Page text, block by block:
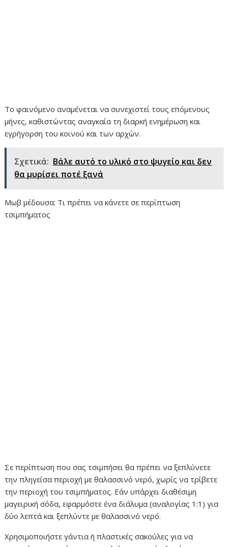
Το φαινόμενο αναμένεται να συνεχιστεί τους επόμενους
μήνες, καθιστώντας αναγκαία τη διαρκή ενημέρωση και
εγρήγορση του κοινού και των αρχών.
Σχετικά: Βάλε αυτό το υλικό στο ψυγείο και δεν
θα μυρίσει ποτέ ξανά
Μωβ μέδουσα: Τι πρέπει να κάνετε σε περίπτωση
τσιμπήματος
Σε περίπτωση που σας τσιμπήσει θα πρέπει να ξεπλύνετε
την πληγείσα περιοχή με θαλασσινό νερό, χωρίς να τρίβετε
την περιοχή του τσιμπήματος. Εάν υπάρχει διαθέσιμη
μαγειρική σόδα, εφαρμόστε ένα διάλυμα (αναλογίας 1:1) για
δύο λεπτά και ξεπλύντε με θαλασσινό νερό.
Χρησιμοποιήστε γάντια ή πλαστικές σακούλες για να